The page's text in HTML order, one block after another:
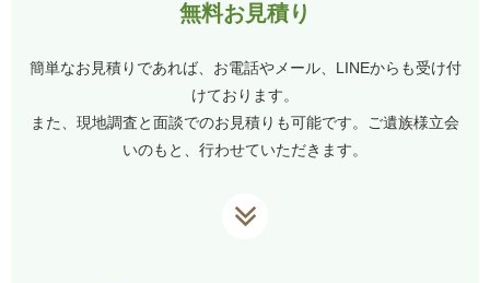
無料お見積り
簡単なお見積りであれば、お電話やメール、LINEからも受け付
けております。
また、現地調査と面談でのお見積りも可能です。ご遺族様立会
いのもと、行わせていただきます。